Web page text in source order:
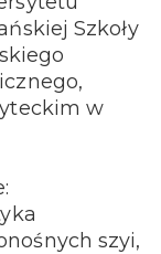
Szkoły
w
szyi,